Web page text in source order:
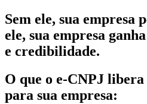
Sem ele, sua empresa
ele, sua empresa
e credibilidade.
O que o e-CNPJ
para sua empresa: